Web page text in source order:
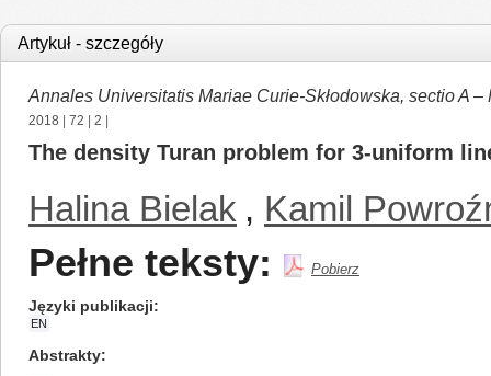
Artykuł - szczegóły
Annales Universitatis Mariae Curie-Skłodowska, sectio A –
2018 72 2
The density Turan problem for 3-uniform
Halina Bielak , Kamil
Pełne teksty: Pobierz
Języki publikacji
EN
Abstrakty